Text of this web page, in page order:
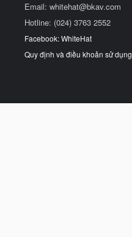
Email: whitehat@bkav.com
Hotline: (024) 3763 2552
Facebook: WhiteHat
Quy định và điều khoản sử dụng